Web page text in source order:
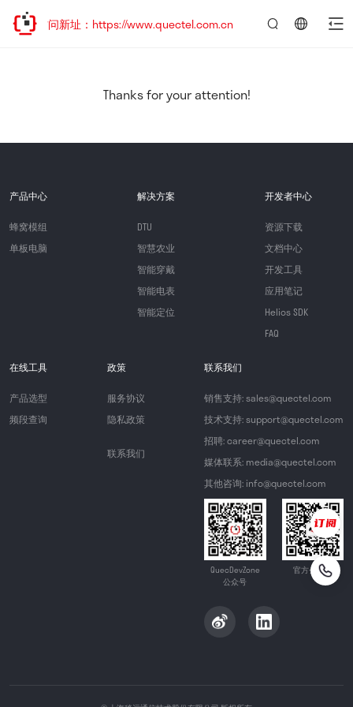
欢迎访问新址：https://www.quectel.com.cn
Thanks for your attention!
产品中心
蜂窝模组
单板电脑
解决方案
DTU
智慧农业
智能穿戴
智能电表
智能定位
开发者中心
资源下载
文档中心
开发工具
应用笔记
Helios SDK
FAQ
在线工具
产品选型
频段查询
政策
服务协议
隐私政策
联系我们
联系我们
销售支持: sales@quectel.com
技术支持: support@quectel.com
招聘: career@quectel.com
媒体联系: media@quectel.com
其他咨询: info@quectel.com
QuecDevZone
公众号
官方公众号